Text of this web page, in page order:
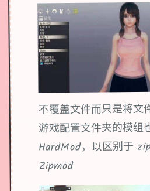
不覆盖文件而只是将文
游戏配置文件夹的模组
HardMod，以区别于
Zipmod